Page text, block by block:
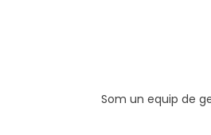
Som un equip de